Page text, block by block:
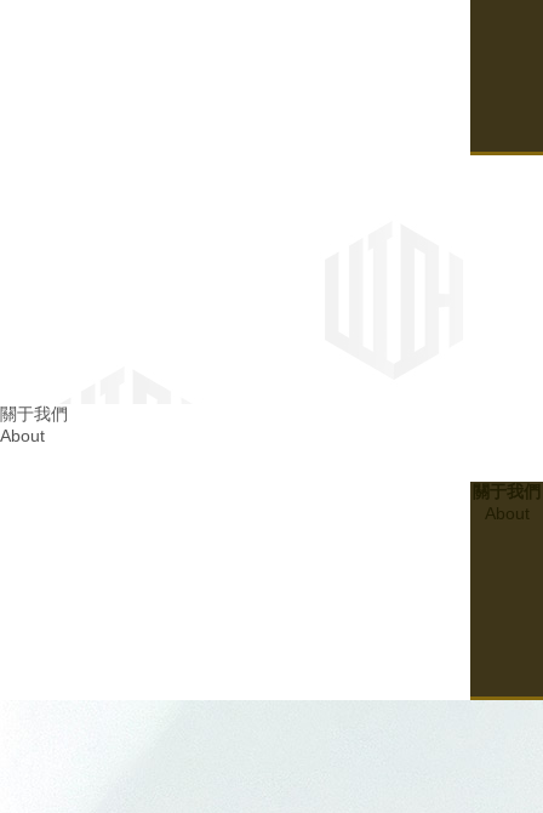
關于我們
About
關于我們
About